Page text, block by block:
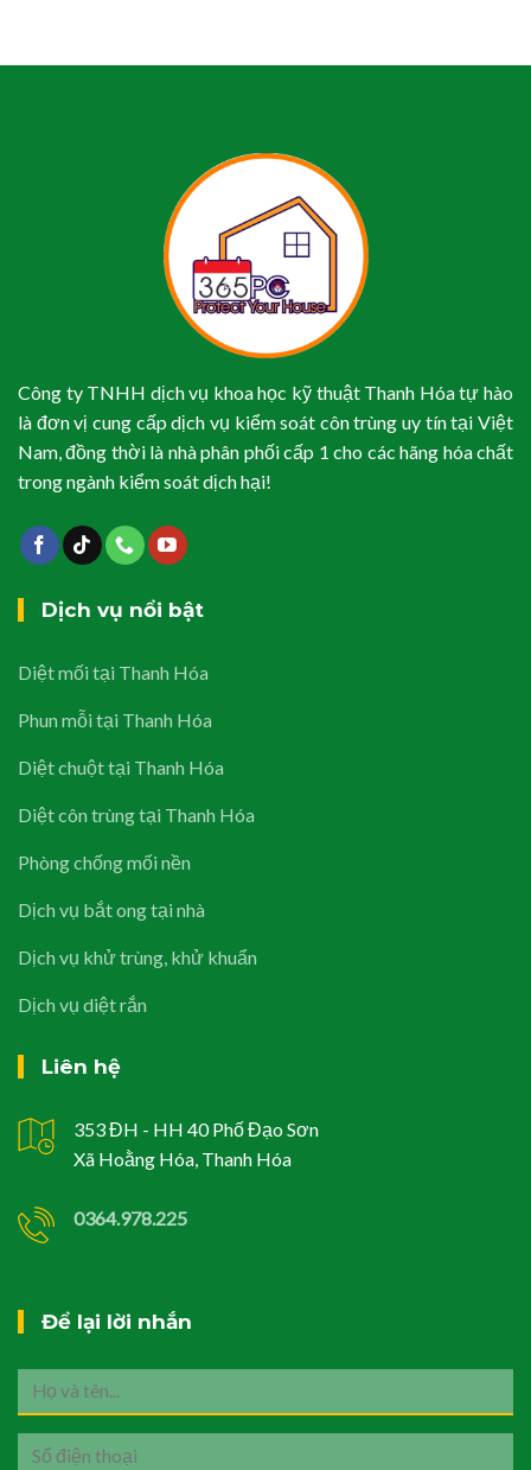
Công ty TNHH dịch vụ khoa học kỹ thuật Thanh Hóa tự hào
là đơn vị cung cấp dịch vụ kiểm soát côn trùng uy tín tại Việt
Nam, đồng thời là nhà phân phối cấp 1 cho các hãng hóa chất
trong ngành kiểm soát dịch hại!
Dịch vụ nổi bật
Diệt mối tại Thanh Hóa
Phun mỗi tại Thanh Hóa
Diệt chuột tại Thanh Hóa
Diệt côn trùng tại Thanh Hóa
Phòng chống mối nền
Dịch vụ bắt ong tại nhà
Dịch vụ khử trùng, khử khuẩn
Dịch vụ diệt rắn
Liên hệ
353 ĐH - HH 40 Phố Đạo Sơn
Xã Hoằng Hóa, Thanh Hóa
0364.978.225
Để lại lời nhắn